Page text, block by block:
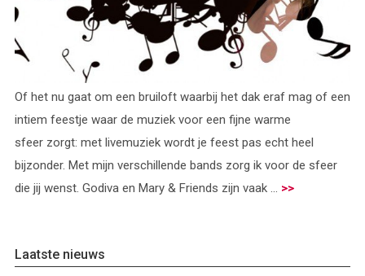
Of het nu gaat om een bruiloft waarbij het dak eraf mag of een
intiem feestje waar de muziek voor een fijne warme
sfeer zorgt: met livemuziek wordt je feest pas echt heel
bijzonder. Met mijn verschillende bands zorg ik voor de sfeer
die jij wenst. Godiva en Mary & Friends zijn vaak ... >>
Laatste nieuws